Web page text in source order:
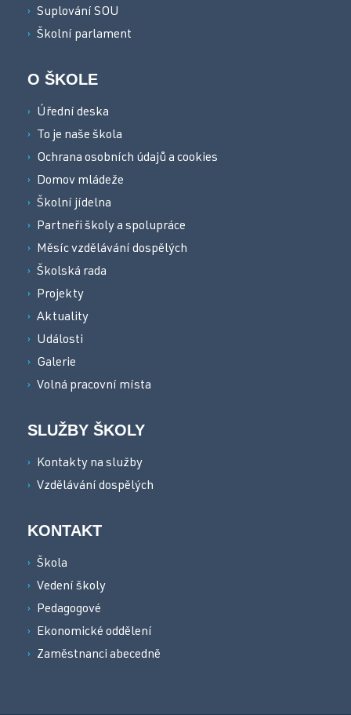
Suplování SOU
Školní parlament
O ŠKOLE
Úřední deska
To je naše škola
Ochrana osobních údajů a cookies
Domov mládeže
Školní jídelna
Partneři školy a spolupráce
Měsíc vzdělávání dospělých
Školská rada
Projekty
Aktuality
Události
Galerie
Volná pracovní místa
SLUŽBY ŠKOLY
Kontakty na služby
Vzdělávání dospělých
KONTAKT
Škola
Vedení školy
Pedagogové
Ekonomické oddělení
Zaměstnanci abecedně